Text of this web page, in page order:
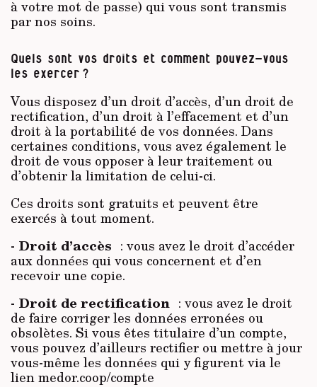
à votre mot de passe) qui vous sont transmis
par nos soins.
Quels sont vos droits et comment pouvez-vous
les exercer ?
Vous disposez d’un droit d’accès, d’un droit de
rectification, d’un droit à l’effacement et d’un
droit à la portabilité de vos données. Dans
certaines conditions, vous avez également le
droit de vous opposer à leur traitement ou
d’obtenir la limitation de celui-ci.
Ces droits sont gratuits et peuvent être
exercés à tout moment.
- Droit d’accès : vous avez le droit d’accéder
aux données qui vous concernent et d’en
recevoir une copie.
- Droit de rectification : vous avez le droit
de faire corriger les données erronées ou
obsolètes. Si vous êtes titulaire d’un compte,
vous pouvez d’ailleurs rectifier ou mettre à jour
vous-même les données qui y figurent via le
lien medor.coop/compte